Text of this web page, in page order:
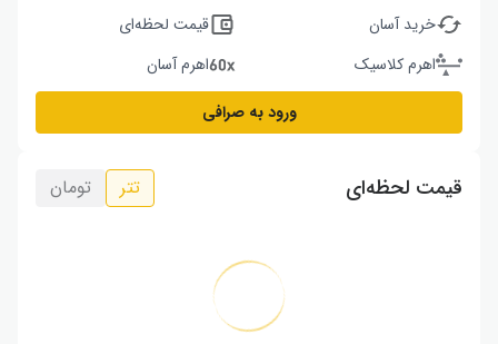
خرید آسان
قیمت لحظه‌ای
اهرم کلاسیک
اهرم آسان
ورود به صرافی
قیمت لحظه‌ای تتر تومان